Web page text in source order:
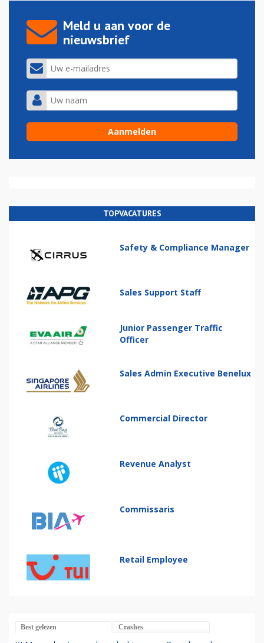
Meld u aan voor de
nieuwsbrief
TOPVACATURES
Safety & Compliance Manager
Sales Support Staff
Junior Passenger Traffic
Officer
Sales Admin Executive Benelux
Commercial Director
Revenue Analyst
Commissaris
Retail Employee
Best gelezen Crashes